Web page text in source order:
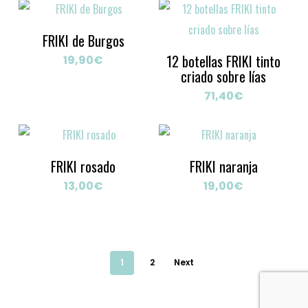
236,20€. 189,00€.
FRIKI de Burgos
19,90€ 12 botellas FRIKI tinto
criado sobre lías
71,40€
FRIKI rosado
13,00€
FRIKI naranja
19,00€
1 2 Next